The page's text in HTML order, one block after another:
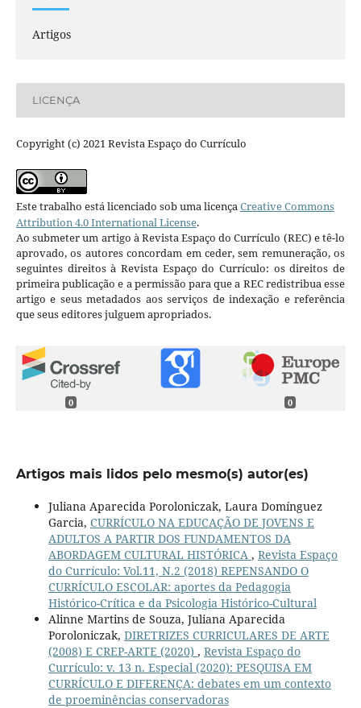
Artigos
LICENÇA
Copyright (c) 2021 Revista Espaço do Currículo
Este trabalho está licenciado sob uma licençaCreative Commons
Attribution 4.0 International License.
Ao submeter um artigo à Revista Espaço do Currículo (REC) e tê-lo
aprovado, os autores concordam em ceder, sem remuneração, os
seguintes direitos à Revista Espaço do Currículo: os direitos de
primeira publicação e a permissão para que a REC redistribua esse
artigo e seus metadados aos serviços de indexação e referência
que seus editores julguem apropriados.
0 0
Artigos mais lidos pelo mesmo(s) autor(es)
Juliana Aparecida Poroloniczak, Laura Domínguez
Garcia, CURRÍCULO NA EDUCAÇÃO DE JOVENS E
ADULTOS A PARTIR DOS FUNDAMENTOS DA
ABORDAGEM CULTURAL HISTÓRICA , Revista Espaço
do Currículo: Vol.11, N.2 (2018) REPENSANDO O
CURRÍCULO ESCOLAR: aportes da Pedagogia
Histórico-Crítica e da Psicologia Histórico-Cultural
Alinne Martins de Souza, Juliana Aparecida
Poroloniczak, DIRETRIZES CURRICULARES DE ARTE
(2008) E CREP-ARTE (2020) , Revista Espaço do
Currículo: v. 13 n. Especial (2020): PESQUISA EM
CURRÍCULO E DIFERENÇA: debates em um contexto
de proeminências conservadoras